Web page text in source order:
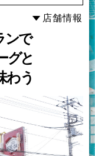
店舗情報
ンで
グと
わう